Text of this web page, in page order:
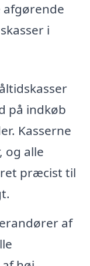
afgørende
i
på indkøb
Kasserne
og alle
præcist til
af